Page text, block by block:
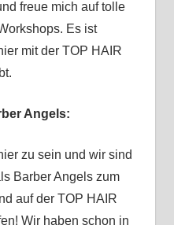
freue mich auf tolle
Es ist
mit der TOP HAIR
Angels:
zu sein und wir sind
Barber Angels zum
auf der TOP HAIR
Wir haben schon in